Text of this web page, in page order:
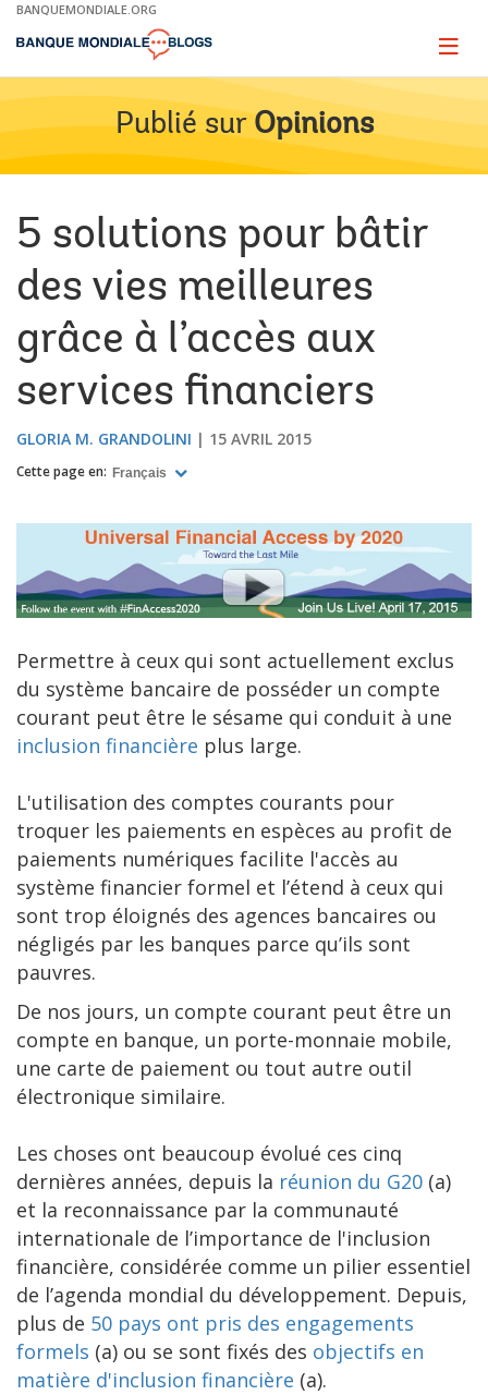
Skip
Main
BANQUEMONDIALE.ORG
Page
Publié sur Opinions
5 solutions pour bâtir
des vies meilleures
grâce à l’accès aux
services financiers
GLORIA M. GRANDOLINI 15 AVRIL 2015
Cette page en: Français
Permettre à ceux qui sont actuellement exclus
du système bancaire de posséder un compte
courant peut être le sésame qui conduit à une
inclusion financière plus large.
L'utilisation des comptes courants pour
troquer les paiements en espèces au profit de
paiements numériques facilite l'accès au
système financier formel et l’étend à ceux qui
sont trop éloignés des agences bancaires ou
négligés par les banques parce qu’ils sont
pauvres.
De nos jours, un compte courant peut être un
compte en banque, un porte-monnaie mobile,
une carte de paiement ou tout autre outil
électronique similaire.
Les choses ont beaucoup évolué ces cinq
dernières années, depuis la réunion du G20 (a)
et la reconnaissance par la communauté
internationale de l’importance de l'inclusion
financière, considérée comme un pilier essentiel
de l’agenda mondial du développement. Depuis,
plus de 50 pays ont pris des engagements
formels (a) ou se sont fixés des objectifs en
matière d'inclusion financière (a).